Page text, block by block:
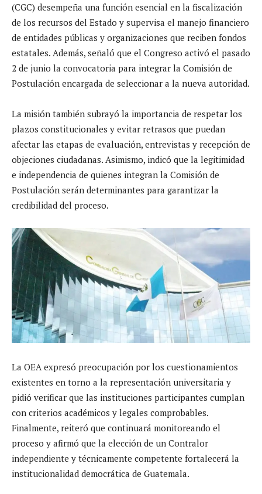
(CGC) desempeña una función esencial en la fiscalización
de los recursos del Estado y supervisa el manejo financiero
de entidades públicas y organizaciones que reciben fondos
estatales. Además, señaló que el Congreso activó el pasado
2 de junio la convocatoria para integrar la Comisión de
Postulación encargada de seleccionar a la nueva autoridad.
La misión también subrayó la importancia de respetar los
plazos constitucionales y evitar retrasos que puedan
afectar las etapas de evaluación, entrevistas y recepción de
objeciones ciudadanas. Asimismo, indicó que la legitimidad
e independencia de quienes integran la Comisión de
Postulación serán determinantes para garantizar la
credibilidad del proceso.
La OEA expresó preocupación por los cuestionamientos
existentes en torno a la representación universitaria y
pidió verificar que las instituciones participantes cumplan
con criterios académicos y legales comprobables.
Finalmente, reiteró que continuará monitoreando el
proceso y afirmó que la elección de un Contralor
independiente y técnicamente competente fortalecerá la
institucionalidad democrática de Guatemala.